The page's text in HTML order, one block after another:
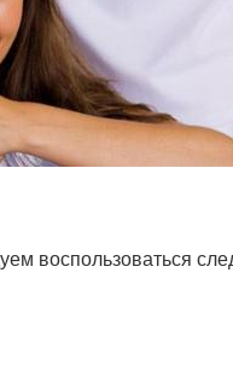
воспользоваться